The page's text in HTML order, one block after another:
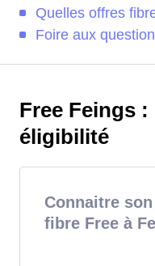
Quelles offres
Foire aux
Free Feings
éligibilité
Connaitre
fibre Free à